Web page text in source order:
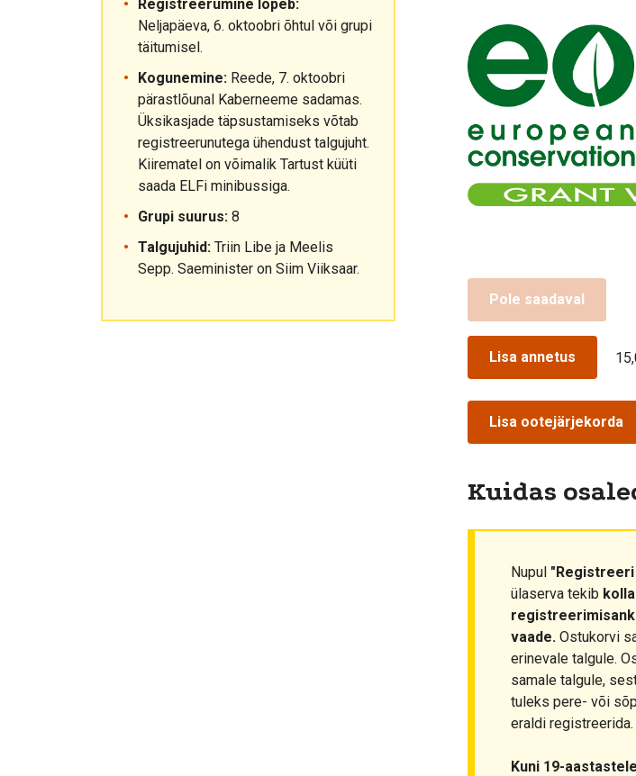
Registreerumine lõpeb:
Neljapäeva, 6. oktoobri õhtul või grupi
täitumisel.
Kogunemine: Reede, 7. oktoobri
pärastlõunal Kaberneeme sadamas.
Üksikasjade täpsustamiseks võtab
registreerunutega ühendust talgujuht.
Kiirematel on võimalik Tartust küüti
saada ELFi minibussiga.
Grupi suurus: 8
Talgujuhid: Triin Libe ja Meelis
Sepp. Saeminister on Siim Viiksaar.
Pole saadaval
Lisa annetus
Lisa ootejärjekorda
Kuidas
Nupul
ülaserva tekib
vaade. Ostukorvi
erinevale talgule.
samale talgule,
tuleks pere- või
eraldi registreerida.
Kuni 19-